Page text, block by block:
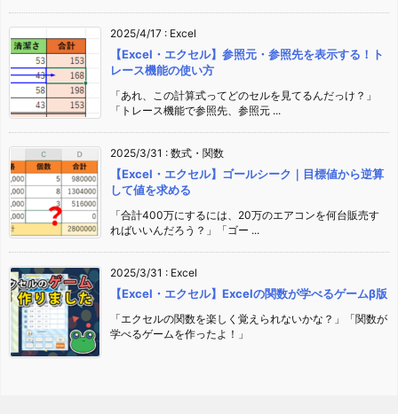
2025/4/17 : Excel
【Excel・エクセル】参照元・参照先を表示する！ト
レース機能の使い方
「あれ、この計算式ってどのセルを見てるんだっけ？」
「トレース機能で参照先、参照元 ...
2025/3/31 : 数式・関数
【Excel・エクセル】ゴールシーク｜目標値から逆算
して値を求める
「合計400万にするには、20万のエアコンを何台販売す
ればいいんだろう？」「ゴー ...
2025/3/31 : Excel
【Excel・エクセル】Excelの関数が学べるゲームβ版
「エクセルの関数を楽しく覚えられないかな？」「関数が
学べるゲームを作ったよ！」